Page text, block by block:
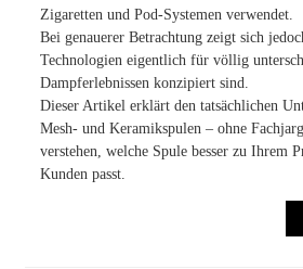
Zigaretten und Pod-Systemen verwendet.
Bei genauerer Betrachtung zeigt sich
Technologien eigentlich für völlig
Dampferlebnissen konzipiert sind.
Dieser Artikel erklärt den tatsächlichen
Mesh- und Keramikspulen – ohne
verstehen, welche Spule besser zu Ihrem
Kunden passt.